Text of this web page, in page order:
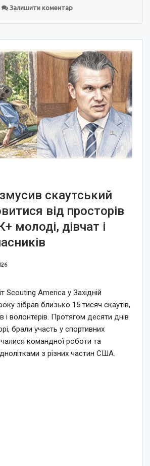
Залишити коментар
скаутський
від просторів
молоді, дівчат і
Scouting America у Західній
зібрав близько 15 тисяч скаутів,
і волонтерів. Протягом десяти днів
брали участь у спортивних
командної роботи та
з різних частин США.